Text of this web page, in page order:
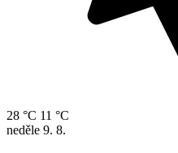
28 °C 11 °C
neděle 9. 8.